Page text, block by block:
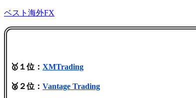
ベスト海外FX
🥇１位： XMTrading
🥈２位： Vantage Trading